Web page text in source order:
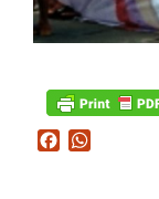
Facebook